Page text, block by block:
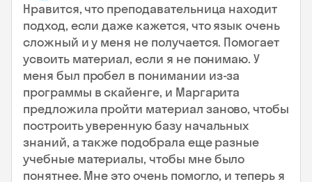
Нравится, что преподавательница находит
подход, если даже кажется, что язык очень
сложный и у меня не получается. Помогает
усвоить материал, если я не понимаю. У
меня был пробел в понимании из-за
программы в скайенге, и Маргарита
предложила пройти материал заново, чтобы
построить уверенную базу начальных
знаний, а также подобрала еще разные
учебные материалы, чтобы мне было
понятнее. Мне это очень помогло, и теперь я